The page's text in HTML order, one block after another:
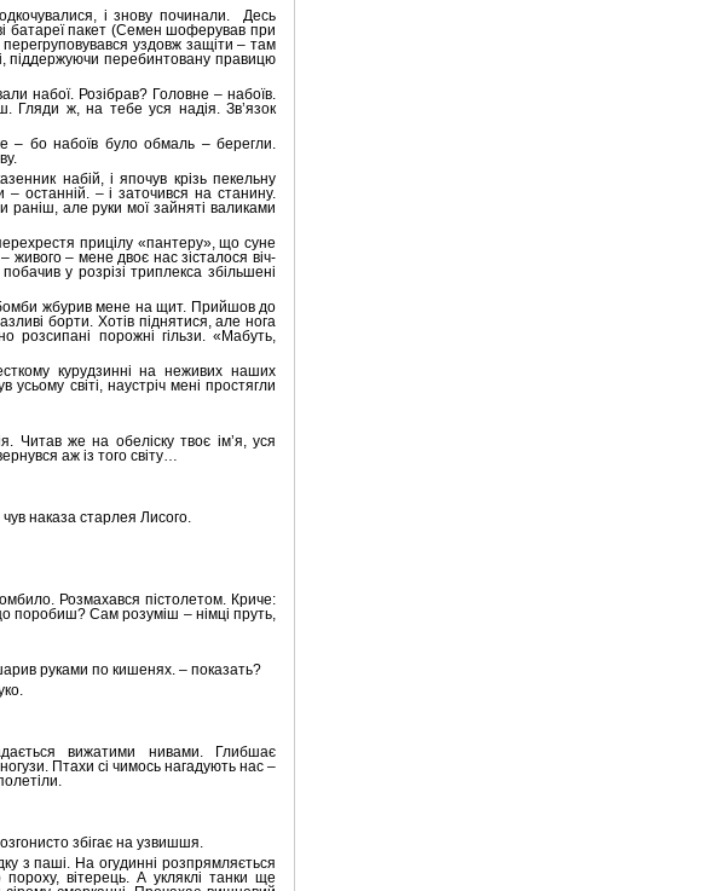
і знову починали.
Десь
батареї пакет (Семен шоферував при
уздовж защіти – там
піддержуючи перебинтовану правицю
набої. Розібрав? Головне – набоїв.
Гляди ж, на тебе уся надія. Зв’язок
– бо набоїв було обмаль – берегли.
набій, і япочув крізь пекельну
останній. – і заточився на станину.
раніш, але руки мої зайняті валиками
прицілу «пантеру», що суне
живого – мене двоє нас зісталося віч-
у розрізі триплекса збільшені
бомби жбурив мене на щит. Прийшов до
борти. Хотів піднятися, але нога
розсипані порожні гільзи. «Мабуть,
курудзинні на неживих наших
світі, наустріч мені простягли
Читав же на обеліску твоє ім’я, уся
аж із того світу…
наказа старлея Лисого.
Розмахався пістолетом. Криче:
поробиш? Сам розуміш – німці пруть,
руками по кишенях. – показать?
вижатими нивами. Глибшає
Птахи сі чимось нагадують нас –
збігає на узвишшя.
з паші. На огудинні розпрямляється
вітерець. А укляклі танки ще